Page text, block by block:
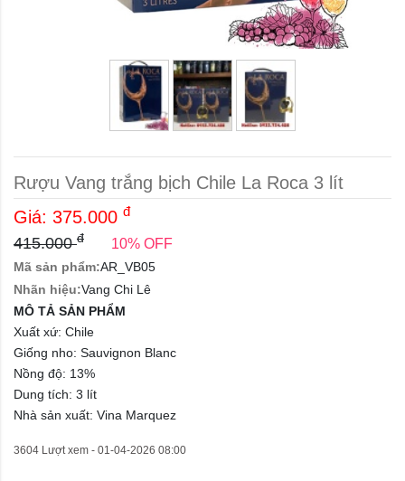
Rượu Vang trắng bịch Chile La Roca 3 lít
Giá: 375.000 đ
415.000đ 10% OFF
Mã sản phẩm:AR_VB05
Nhãn hiệu:Vang Chi Lê
MÔ TẢ SẢN PHẨM
Xuất xứ: Chile
Giống nho: Sauvignon Blanc
Nồng độ: 13%
Dung tích: 3 lít
Nhà sản xuất: Vina Marquez
3604 Lượt xem - 01-04-2026 08:00